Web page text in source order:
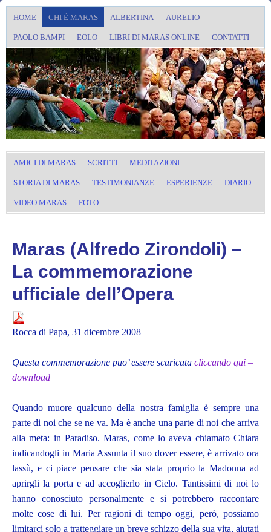
HOME CHI È MARAS ALBERTINA AURELIO
PAOLO BAMPI EOLO LIBRI DI MARAS ONLINE CONTATTI
AMICI DI MARAS SCRITTI MEDITAZIONI
STORIA DI MARAS TESTIMONIANZE ESPERIENZE DIARIO
VIDEO MARAS FOTO
Maras (Alfredo Zirondoli) –
La commemorazione
ufficiale dell’Opera
Rocca di Papa, 31 dicembre 2008
Questa commemorazione puo’ essere scaricata cliccando qui –
download
Quando muore qualcuno della nostra famiglia è sempre una
parte di noi che se ne va. Ma è anche una parte di noi che arriva
alla meta: in Paradiso. Maras, come lo aveva chiamato Chiara
indicandogli in Maria Assunta il suo dover essere, è arrivato ora
lassù, e ci piace pensare che sia stata proprio la Madonna ad
aprirgli la porta e ad accoglierlo in Cielo. Tantissimi di noi lo
hanno conosciuto personalmente e si potrebbero raccontare
molte cose di lui. Per ragioni di tempo oggi, però, possiamo
limitarci solo a tratteggiare un breve schizzo della sua vita, aiutati